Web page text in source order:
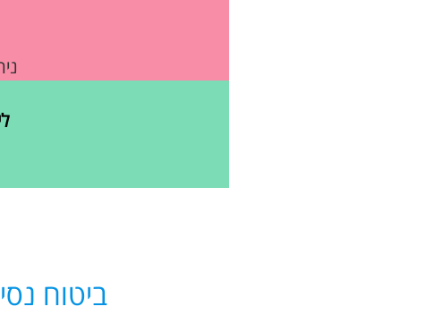
ביטוח